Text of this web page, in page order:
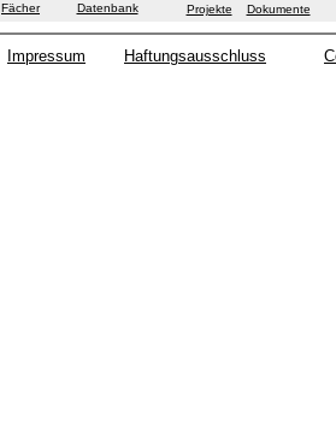
Fächer Datenbank
Projekte
Dokumente
Impressum Haftungsausschluss